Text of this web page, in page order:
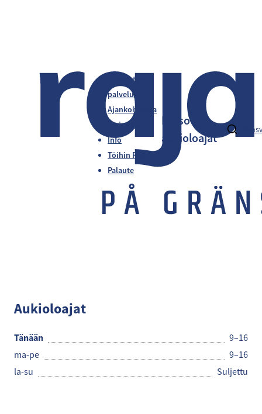
Liikkeet ja
palvelut
Ajankohtaista
Tarjoukset
Info
Töihin Rajalle
Palaute
en
Katso
aukioloajat
Aukioloajat
Tänään
9–16
ma-pe
9–16
la-su
Suljettu